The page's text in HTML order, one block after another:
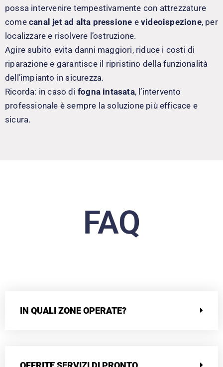
possa intervenire tempestivamente con attrezzature
come canal jet ad alta pressione evideoispezione, per
localizzare e risolvere l’ostruzione.
Agire subito evita danni maggiori, riduce i costi di
riparazione e garantisce il ripristino della funzionalità
dell’impianto in sicurezza.
Ricorda: in caso di fogna intasata, l’intervento
professionale è sempre la soluzione più efficace e
sicura.
FAQ
IN QUALI ZONE OPERATE?